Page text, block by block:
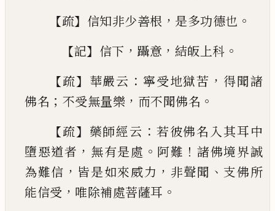
【疏】 信知非少善根 ， 是多功德也 。
【記】 信下 ， 躡意 ， 結皈 上科 。
【疏】 華嚴云 ： 寧受地獄苦 ， 得聞諸
佛名 ； 不受無量樂 ， 而不聞佛名 。
【疏】 藥師經云 ： 若彼佛名入其耳中
墮惡道者 ， 無有是處 。 阿難 ！諸佛境界誠
為難信 ， 皆是如來威力 ， 非聲聞 、 支佛所
能信受 ， 唯除補處菩薩耳 。